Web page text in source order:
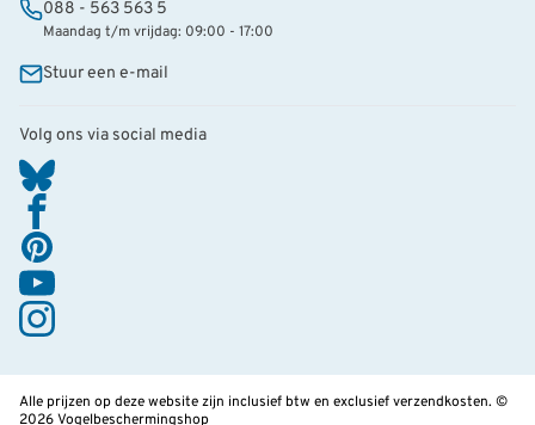
088 - 563 563 5
Maandag t/m vrijdag: 09:00 - 17:00
Stuur een e-mail
Volg ons via social media
Alle prijzen op deze website zijn inclusief btw en exclusief verzendkosten. ©
2026 Vogelbeschermingshop